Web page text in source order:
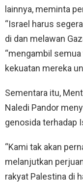
lainnya, meminta
“Israel harus
di dan melawan
“mengambil
kekuatan mereka
Sementara itu,
Naledi Pandor
genosida terhadap
“Kami tak akan
melanjutkan
rakyat Palestina di